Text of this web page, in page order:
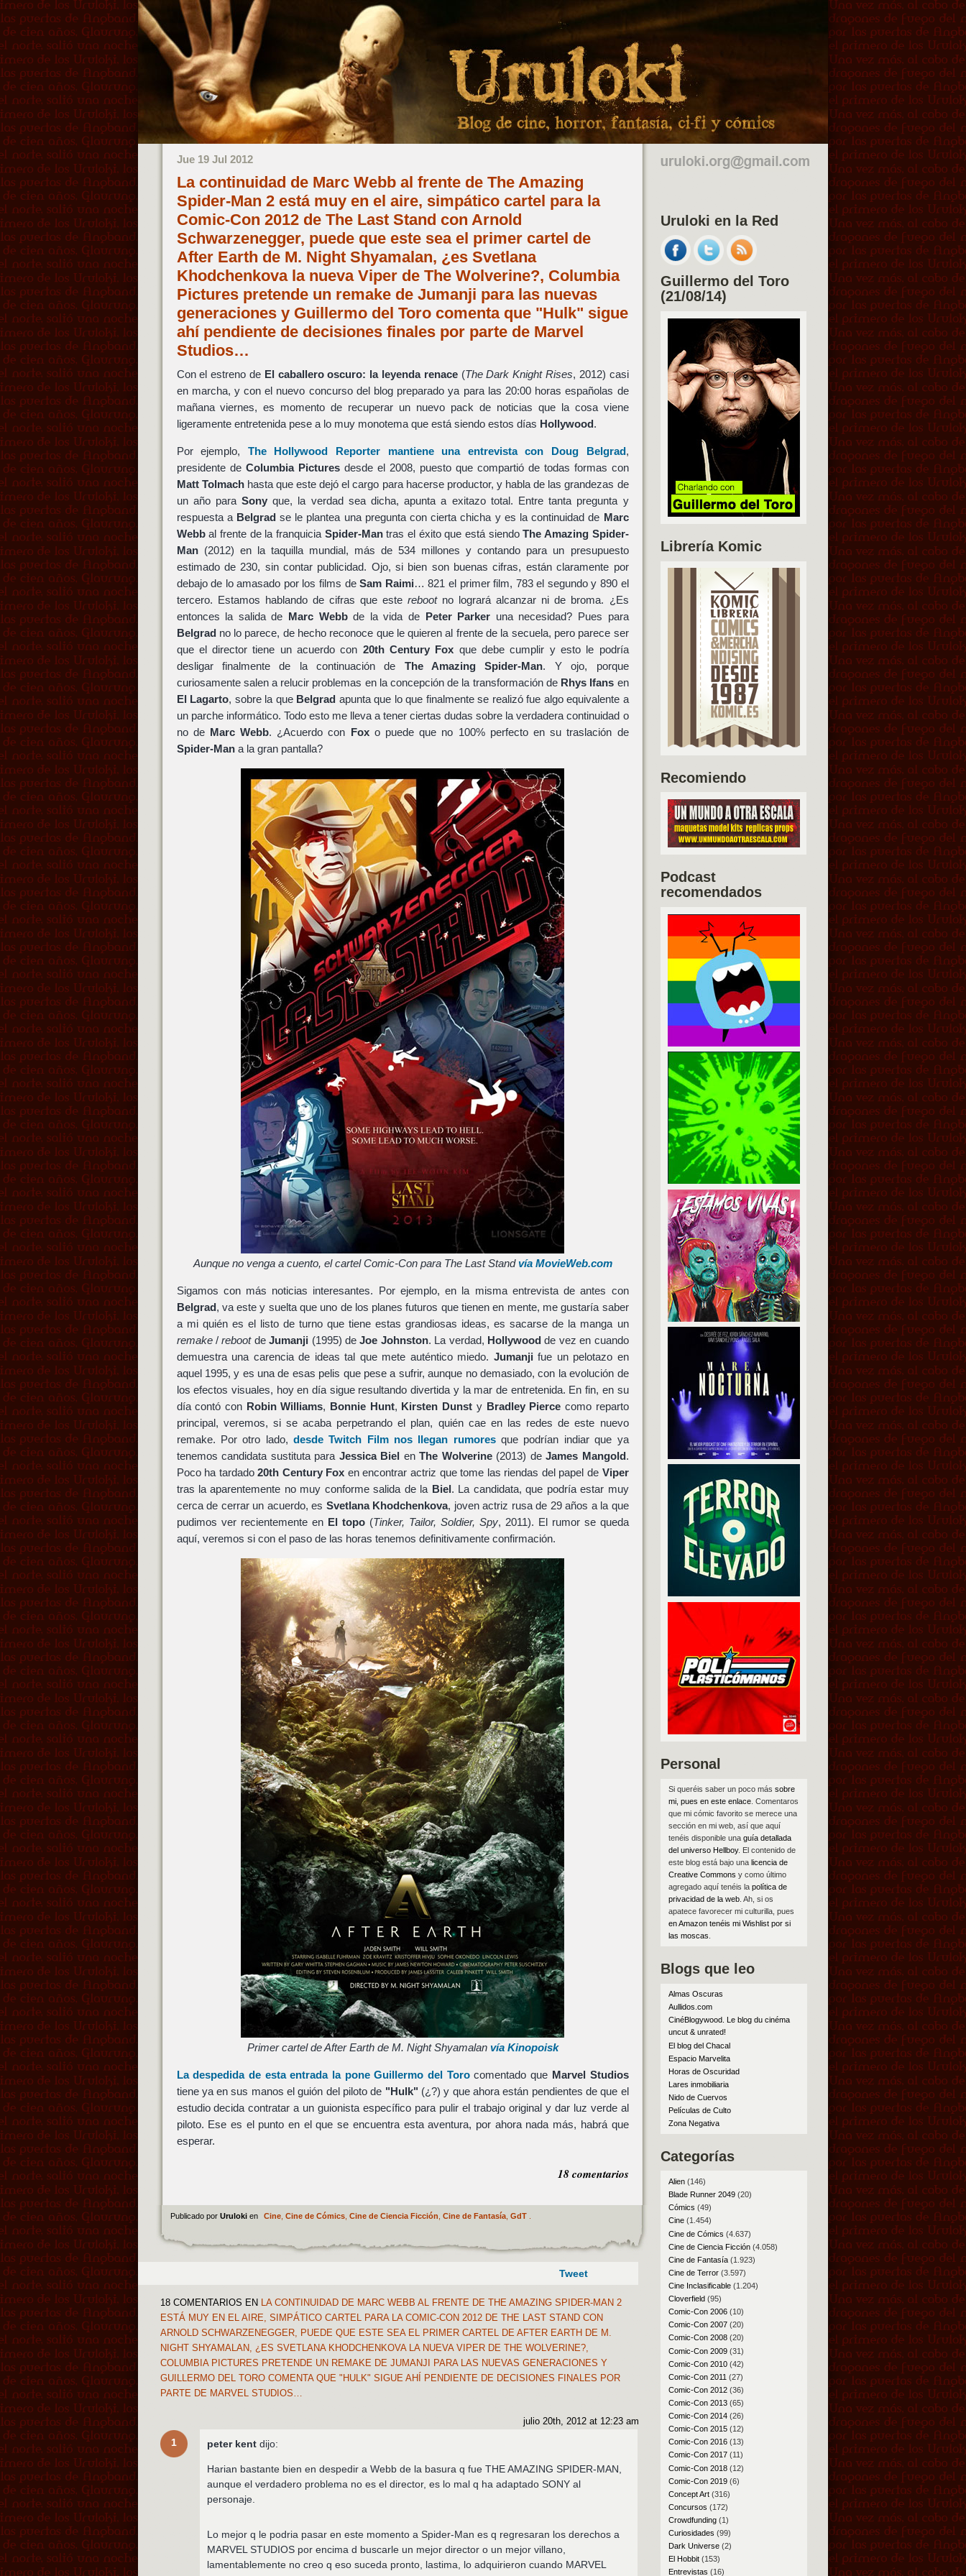
Jue 19 Jul 2012
La continuidad de Marc Webb al frente de The Amazing
Spider-Man 2 está muy en el aire, simpático cartel para la
Comic-Con 2012 de The Last Stand con Arnold
Schwarzenegger, puede que este sea el primer cartel de
After Earth de M. Night Shyamalan, ¿es Svetlana
Khodchenkova la nueva Viper de The Wolverine?, Columbia
Pictures pretende un remake de Jumanji para las nuevas
generaciones y Guillermo del Toro comenta que "Hulk" sigue
ahí pendiente de decisiones finales por parte de Marvel
Studios…
Con el estreno de El caballero oscuro: la leyenda renace(The Dark Knight Rises, 2012) casi
en marcha, y con el nuevo concurso del blog preparado ya para las 20:00 horas españolas de
mañana viernes, es momento de recuperar un nuevo pack de noticias que la cosa viene
ligeramente entretenida pese a lo muy monotema que está siendo estos días Hollywood.
Por ejemplo, The Hollywood Reporter mantiene una entrevista con Doug Belgrad,
presidente de Columbia Picturesdesde el 2008, puesto que compartió de todas formas con
Matt Tolmachhasta que este dejó el cargo para hacerse productor, y habla de las grandezas de
un año paraSony que, la verdad sea dicha, apunta a exitazo total. Entre tanta pregunta y
respuesta a Belgradse le plantea una pregunta con cierta chicha y es la continuidad de Marc
Webbal frente de la franquicia Spider-Mantras el éxito que está siendoThe Amazing Spider-
Man(2012) en la taquilla mundial, más de 534 millones y contando para un presupuesto
estimado de 230, sin contar publicidad. Ojo, si bien son buenas cifras, están claramente por
debajo de lo amasado por los films deSam Raimi… 821 el primer film, 783 el segundo y 890 el
tercero. Estamos hablando de cifras que esterebootno logrará alcanzar ni de broma. ¿Es
entonces la salida de Marc Webbde la vida de Peter Parker una necesidad? Pues para
Belgradno lo parece, de hecho reconoce que le quieren al frente de la secuela, pero parece ser
que el director tiene un acuerdo con 20th Century Fox que debe cumplir y esto le podría
desligar finalmente de la continuación de The Amazing Spider-Man. Y ojo, porque
curiosamente salen a relucir problemas en la concepción de la transformación de Rhys Ifans en
El Lagarto, sobre la que Belgrad apunta que lo que finalmente se realizó fue algo equivalente a
un parche informático. Todo esto me lleva a tener ciertas dudas sobre la verdadera continuidad o
no de Marc Webb. ¿Acuerdo con Foxo puede que no 100% perfecto en su traslación de
Spider-Mana la gran pantalla?
Aunque no venga a cuento, el cartel Comic-Con para The Last Standvía MovieWeb.com
Sigamos con más noticias interesantes. Por ejemplo, en la misma entrevista de antes con
Belgrad, va este y suelta que uno de los planes futuros que tienen en mente, me gustaría saber
a mi quién es el listo de turno que tiene estas grandiosas ideas, es sacarse de la manga un
remake/rebootdeJumanji (1995) deJoe Johnston. La verdad, Hollywoodde vez en cuando
demuestra una carencia de ideas tal que mete auténtico miedo. Jumanji fue un pelotazo en
aquel 1995, y es una de esas pelis que pese a sufrir, aunque no demasiado, con la evolución de
los efectos visuales, hoy en día sigue resultando divertida y la mar de entretenida. En fin, en su
día contó con Robin Williams, Bonnie Hunt, Kirsten Dunst y Bradley Pierce como reparto
principal, veremos, si se acaba perpetrando el plan, quién cae en las redes de este nuevo
remake. Por otro lado, desde Twitch Film nos llegan rumoresque podrían indiar que ya
tenemos candidata sustituta para Jessica Biel enThe Wolverine(2013) deJames Mangold.
Poco ha tardado20th Century Fox en encontrar actriz que tome las riendas del papel de Viper
tras la aparentemente no muy conforme salida de la Biel. La candidata, que podría estar muy
cerca de cerrar un acuerdo, es Svetlana Khodchenkova, joven actriz rusa de 29 años a la que
pudimos ver recientemente en El topo(Tinker, Tailor, Soldier, Spy, 2011). El rumor se queda
aquí, veremos si con el paso de las horas tenemos definitivamente confirmación.
Primer cartel de After Earth de M. Night Shyamalanvía Kinopoisk
La despedida de esta entrada la pone Guillermo del Torocomentado que Marvel Studios
tiene ya en sus manos el guión del piloto de "Hulk" (¿?) y que ahora están pendientes de que el
estudio decida contratar a un guionista específico para pulir el trabajo original y dar luz verde al
piloto. Ese es el punto en el que se encuentra esta aventura, por ahora nada más, habrá que
esperar.
18 comentarios
Publicado por Uruloki en Cine, Cine de Cómics, Cine de Ciencia Ficción Cine de Fantasía, GdT.
Tweet
18 COMENTARIOS EN LA CONTINUIDAD DE MARC WEBB AL FRENTE DE THE AMAZING SPIDER-MAN 2
ESTÁ MUY EN EL AIRE, SIMPÁTICO CARTEL PARA LA COMIC-CON 2012 DE THE LAST STAND CON
ARNOLD SCHWARZENEGGER, PUEDE QUE ESTE SEA EL PRIMER CARTEL DE AFTER EARTH DE M.
NIGHT SHYAMALAN, ¿ES SVETLANA KHODCHENKOVA LA NUEVA VIPER DE THE WOLVERINE?,
COLUMBIA PICTURES PRETENDE UN REMAKE DE JUMANJI PARA LAS NUEVAS GENERACIONES Y
GUILLERMO DEL TORO COMENTA QUE "HULK" SIGUE AHÍ PENDIENTE DE DECISIONES FINALES POR
PARTE DE MARVEL STUDIOS…
1
julio 20th, 2012 at 12:23 am
peter kent dijo:
Harian bastante bien en despedir a Webb de la basura q fue THE AMAZING SPIDER-MAN,
aunque el verdadero problema no es el director, es lo mal q ha adaptado SONY al
personaje.
Lo mejor q le podria pasar en este momento a Spider-Man es q regresaran los derechos a
MARVEL STUDIOS por encima d buscarle un mejor director o un mejor villano,
lamentablemente no creo q eso suceda pronto, lastima, lo adquirieron cuando MARVEL
Uruloki en la Red
Guillermo del Toro
(21/08/14)
Librería Komic
Recomiendo
Podcast
recomendados
Personal
Si queréis saber un poco más sobre
mi, pues en este enlace. Comentaros
que mi cómic favorito se merece una
sección en mi web, así que aquí
tenéis disponible una guía detallada
del universo Hellboy. El contenido de
este blog está bajo una licencia de
Creative Commons y como último
agregado aquí tenéis la política de
privacidad de la web. Ah, si os
apatece favorecer mi culturilla, pues
en Amazon tenéis mi Wishlist por si
las moscas
Blogs que leo
Almas Oscuras
Aullidos.com
CinéBlogywood. Le blog du cinéma
uncut & unrated!
El blog del Chacal
Espacio Marvelita
Horas de Oscuridad
Lares inmobiliaria
Nido de Cuervos
Películas de Culto
Zona Negativa
Categorías
Alien(146)
Blade Runner 2049(20)
Cómics (49)
Cine(1.454)
Cine de Cómics (4.637)
Cine de Ciencia Ficción(4.058)
Cine de Fantasía(1.923)
Cine de Terror(3.597)
Cine Inclasificable(1.204)
Cloverfield(95)
Comic-Con 2006(10)
Comic-Con 2007(20)
Comic-Con 2008(20)
Comic-Con 2009(31)
Comic-Con 2010(42)
Comic-Con 2011 (27)
Comic-Con 2012(36)
Comic-Con 2013(65)
Comic-Con 2014(26)
Comic-Con 2015(12)
Comic-Con 2016(13)
Comic-Con 2017(11)
Comic-Con 2018(12)
Comic-Con 2019(6)
Concept Art(316)
Concursos (172)
Crowdfunding(1)
Curiosidades (99)
Dark Universe(2)
El Hobbit(153)
Entrevistas (16)